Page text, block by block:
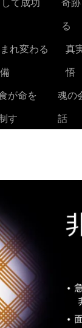
る
れ変わる
真
悟
が命を
す
魂の
話